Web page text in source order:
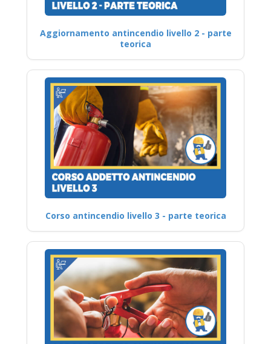
Aggiornamento antincendio livello 2 - parte
teorica
Corso antincendio livello 3 - parte teorica